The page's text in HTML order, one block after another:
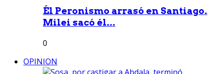
Él Peronismo arrasó en Santiago.
Milei sacó él...
0
OPINION